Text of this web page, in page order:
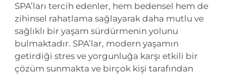
SPA’ları tercih edenler, hem bedensel hem de
zihinsel rahatlama sağlayarak daha mutlu ve
sağlıklı bir yaşam sürdürmenin yolunu
bulmaktadır. SPA’lar, modern yaşamın
getirdiği stres ve yorgunluğa karşı etkili bir
çözüm sunmakta ve birçok kişi tarafından